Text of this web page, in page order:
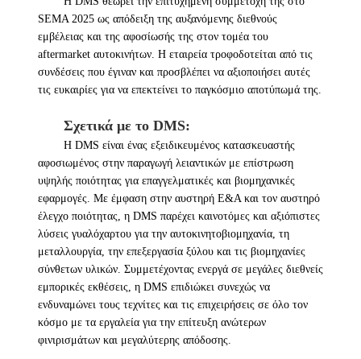
SEMA 2025 ως απόδειξη της αυξανόμενης διεθνούς
εμβέλειας και της αφοσίωσής της στον τομέα του
aftermarket αυτοκινήτων. Η εταιρεία τροφοδοτείται από τις
συνδέσεις που έγιναν και προσβλέπει να αξιοποιήσει αυτές
τις ευκαιρίες για να επεκτείνει το παγκόσμιο αποτύπωμά της.
Σχετικά με το DMS:
Η DMS είναι ένας εξειδικευμένος κατασκευαστής
αφοσιωμένος στην παραγωγή λειαντικών με επίστρωση
υψηλής ποιότητας για επαγγελματικές και βιομηχανικές
εφαρμογές. Με έμφαση στην αυστηρή Ε&Α και τον αυστηρό
έλεγχο ποιότητας, η DMS παρέχει καινοτόμες και αξιόπιστες
λύσεις γυαλόχαρτου για την αυτοκινητοβιομηχανία, τη
μεταλλουργία, την επεξεργασία ξύλου και τις βιομηχανίες
σύνθετων υλικών. Συμμετέχοντας ενεργά σε μεγάλες διεθνείς
εμπορικές εκθέσεις, η DMS επιδιώκει συνεχώς να
ενδυναμώνει τους τεχνίτες και τις επιχειρήσεις σε όλο τον
κόσμο με τα εργαλεία για την επίτευξη ανώτερων
φινιρισμάτων και μεγαλύτερης απόδοσης.